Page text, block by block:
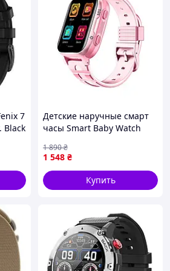
давления/кислорода в
7
Black
Детские наручные смарт
часы Smart Baby Watch
2026
1 548 ₴
1 890₴
Купить